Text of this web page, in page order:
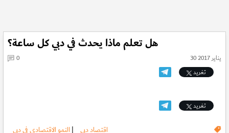
هل تعلم ماذا يحدث في دبي كل ساعة؟
30 يناير 2017
0
تغريد
تغريد
اقتصاد دبي | النمو الاقتصادي في دبي